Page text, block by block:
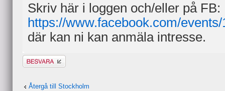
Skriv här i loggen och/eller på FB:
https://www.facebook.com/
där kan ni kan anmäla intresse.
Besvara
Återgå till Stockholm